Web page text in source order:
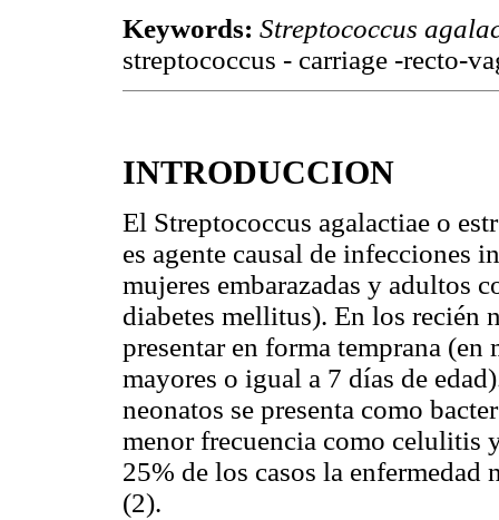
Keywords: Streptococcus
streptococcus - carriage -recto-
INTRODUCCION
El Streptococcus agalactiae o
es agente causal de infecciones
mujeres embarazadas y adultos
diabetes mellitus). En los recién
presentar en forma temprana (en
mayores o igual a 7 días de
neonatos se presenta como
menor frecuencia como celulitis
25% de los casos la enfermedad
(2).